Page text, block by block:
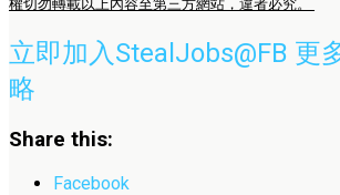
權切勿轉載以上內容至第三方網站，違者必究。
立即加入StealJobs@FB 更
略
Share this:
Facebook